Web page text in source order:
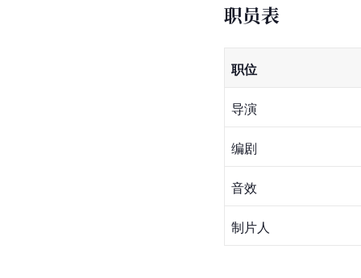
职员表
职位
导演
编剧
音效
制片人